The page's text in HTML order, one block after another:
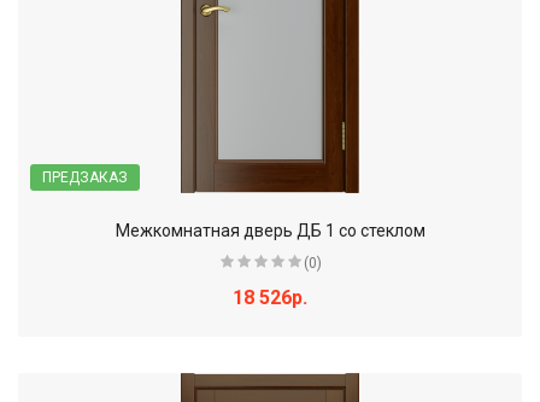
ПРЕДЗАКАЗ
Межкомнатная дверь ДБ 1 со стеклом
(0)
18 526р.